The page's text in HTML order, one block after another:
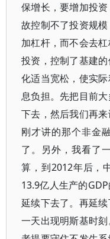
保增长，要增加投
故控制不了投资规
加杠杆，而不会去
投资，控制了基建
化适当宽松，使实
息负担。先把目前
下去，然后我们再
刚才讲的那个非金
了。另外，我看了
算，到2012年后，
13.9亿人生产的
延续下去了。再延
一天出现明斯基时